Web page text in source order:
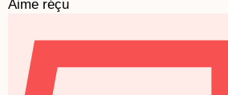
Aime réçu